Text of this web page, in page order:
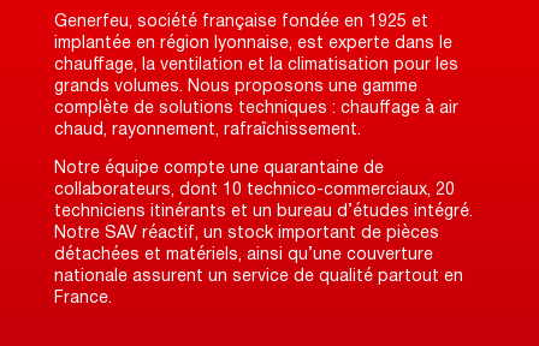
Generfeu, société française fondée en 1925 et
implantée en région lyonnaise, est experte dans le
chauffage, la ventilation et la climatisation pour les
grands volumes. Nous proposons une gamme
complète de solutions techniques : chauffage à air
chaud, rayonnement, rafraîchissement.
Notre équipe compte une quarantaine de
collaborateurs, dont 10 technico-commerciaux, 20
techniciens itinérants et un bureau d’études intégré.
Notre SAV réactif, un stock important de pièces
détachées et matériels, ainsi qu’une couverture
nationale assurent un service de qualité partout en
France.